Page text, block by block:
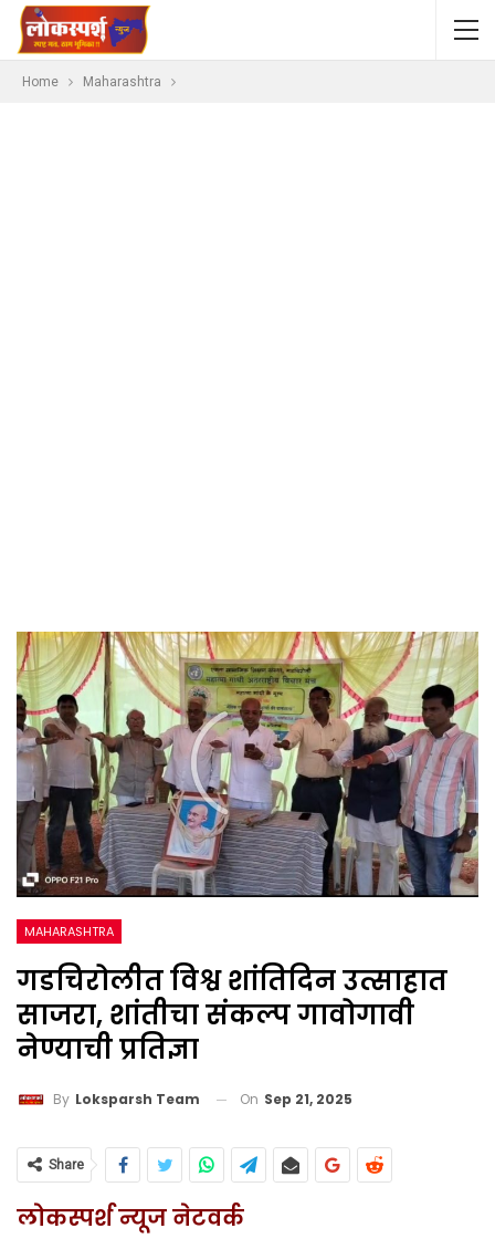
Home Maharashtra
MAHARASHTRA
गडचिरोलीत विश्व शांतिदिन उत्साहात
साजरा, शांतीचा संकल्प गावोगावी
नेण्याची प्रतिज्ञा
By Loksparsh Team On Sep 21, 2025
Share
लोकस्पर्श न्यूज नेटवर्क